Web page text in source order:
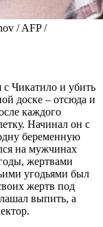
/ AFP /
Чикатило и убить
доске – отсюда и
каждого
Начинал он с
беременную
на мужчинах
жертвами
угодьями был
жертв под
выпить, а